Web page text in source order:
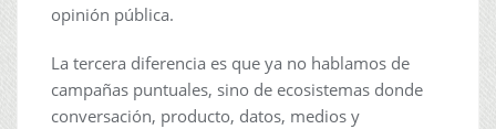
opinión pública.
La tercera diferencia es que ya no hablamos de
campañas puntuales, sino de ecosistemas donde
conversación, producto, datos, medios y